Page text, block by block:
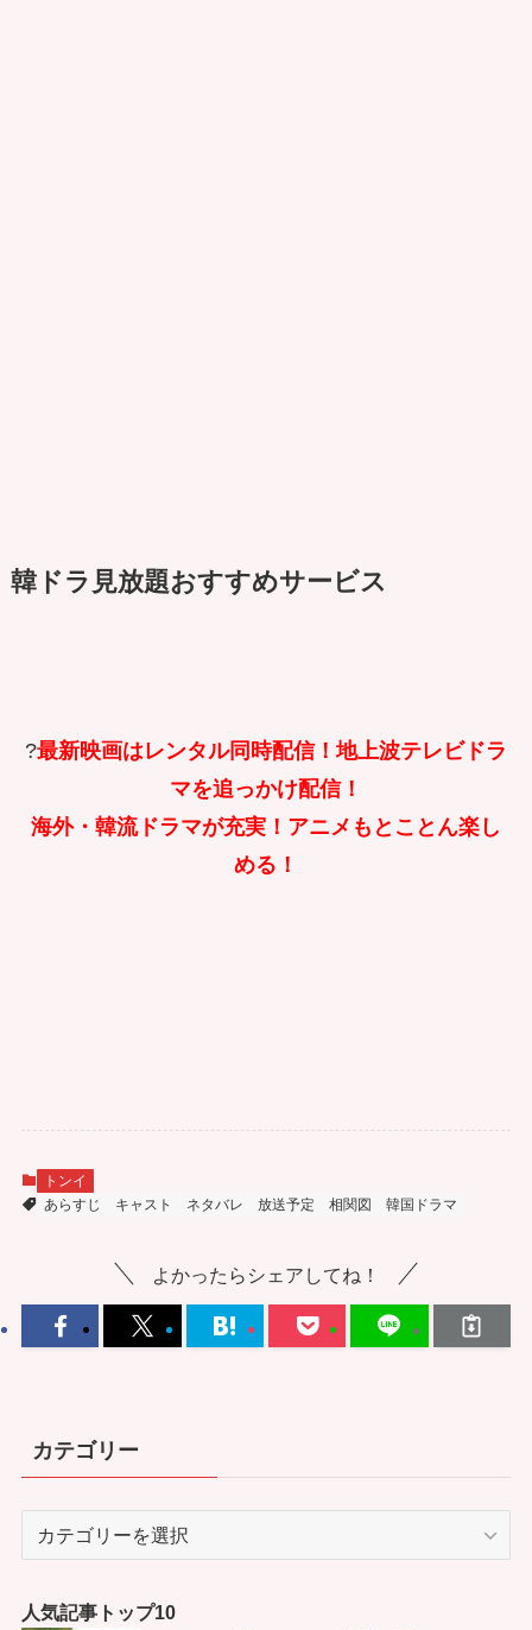
韓ドラ見放題おすすめサービス
?最新映画はレンタル同時配信！地上波テレビドラ
マを追っかけ配信！
海外・韓流ドラマが充実！アニメもとことん楽し
める！
トンイ
あらすじ
キャスト ネタバレ 放送予定 相関図 韓国ドラマ
よかったらシェアしてね！
カテゴリー
リ
人気記事トップ10